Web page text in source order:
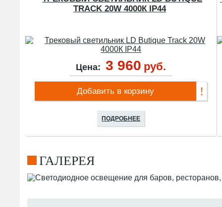
TRACK 20W 4000К IP44
Цена: 3 960 руб.
Добавить в корзину
ПОДРОБНЕЕ
ГАЛЕРЕЯ